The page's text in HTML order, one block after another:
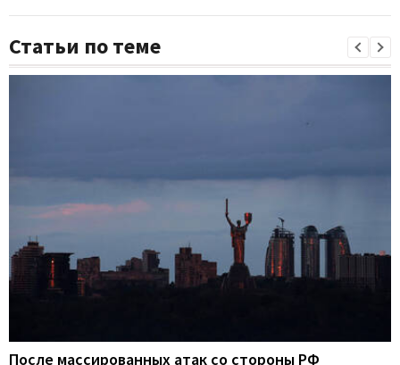
Статьи по теме
После массированных атак со стороны РФ